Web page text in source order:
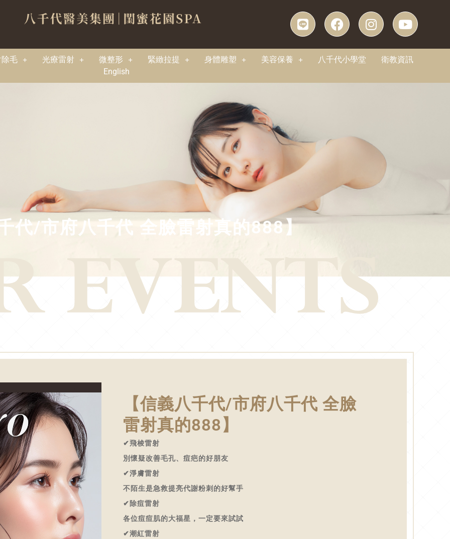
毛 光療雷射 微整形 緊緻拉提 身體雕塑 美容保養 八千代小學堂
衛教資訊
English
代/市府八千代 全臉雷射真的888】
【信義八千代/市府八千代 全臉
雷射真的888】
✔飛梭雷射
別懷疑改善毛孔、痘疤的好朋友
✔淨膚雷射
不陌生是急救提亮代謝粉刺的好幫手
✔除痘雷射
各位痘痘肌的大福星，一定要來試試
✔潮紅雷射